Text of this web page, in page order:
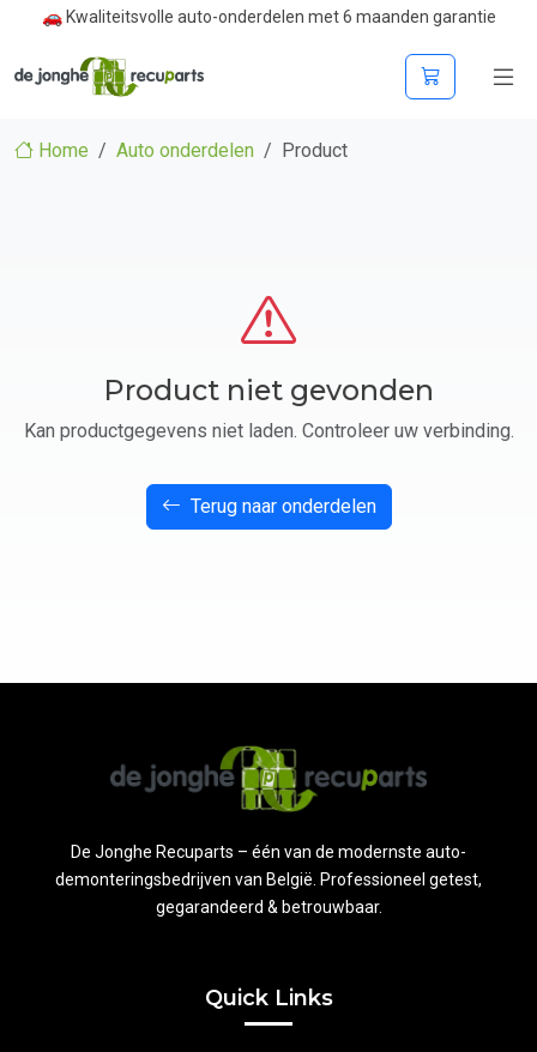
🚗 Kwaliteitsvolle auto-onderdelen met 6 maanden garantie
Home Auto onderdelen Product
Product niet gevonden
Kan productgegevens niet laden. Controleer uw verbinding.
Terug naar onderdelen
De Jonghe Recuparts – één van de modernste auto-
demonteringsbedrijven van België. Professioneel getest,
gegarandeerd & betrouwbaar.
Quick Links